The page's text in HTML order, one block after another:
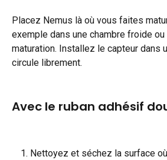
Placez Nemus là où vous faites
exemple dans une chambre froide
maturation. Installez le capteur dans
circule librement.
Avec le ruban adhésif
Nettoyez et séchez la surface